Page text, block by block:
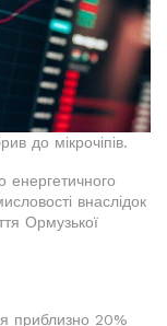
до мікрочіпів.
енергетичного
внаслідок
Ормузької
приблизно 20%